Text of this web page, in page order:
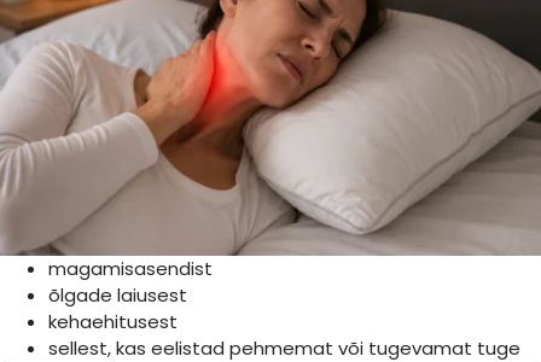
magamisasendist
õlgade laiusest
kehaehitusest
sellest, kas eelistad pehmemat või tugevamat tuge